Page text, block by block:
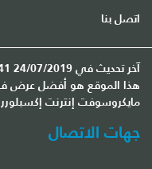
اتصل بنا
آخر تحديث في 24/07/2019 02:17:41 م
مايكروسوفت إنترنت إكسبلورر 9.0+، فايرفوكس 3.6+، سفاري 5.0+
جهات الاتصال